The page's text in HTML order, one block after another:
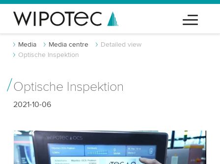
Media Media centre
Detailed view
Optische Inspektion
Optische Inspektion
2021-10-06
We need your consent to load the YouTube
Video service!